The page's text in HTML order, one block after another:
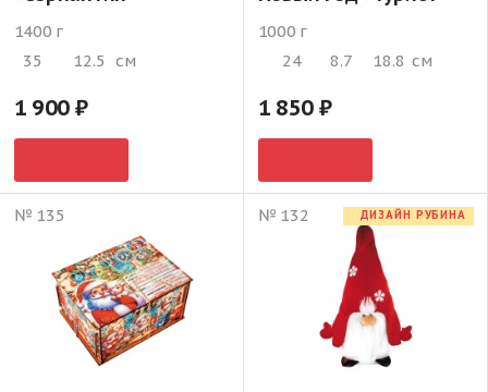
1400 г
35
12.5 см
1 900
1000 г
24
8.7 18.8 см
1 850
№ 135 № 132 ДИЗАЙН РУБИНА